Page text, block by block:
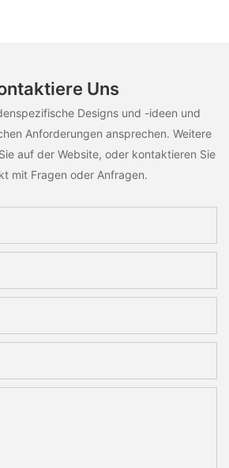
Uns
Designs und -ideen und
Anforderungen ansprechen. Weitere
auf der Website, oder kontaktieren Sie
mit Fragen oder Anfragen.